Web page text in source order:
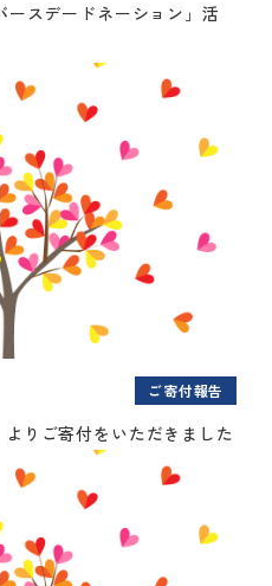
ースデードネーション」活
ご寄付報告
りご寄付をいただきました